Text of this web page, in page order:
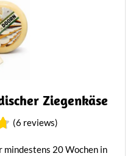
Ziegenkäse
(6 reviews)
20 Wochen in